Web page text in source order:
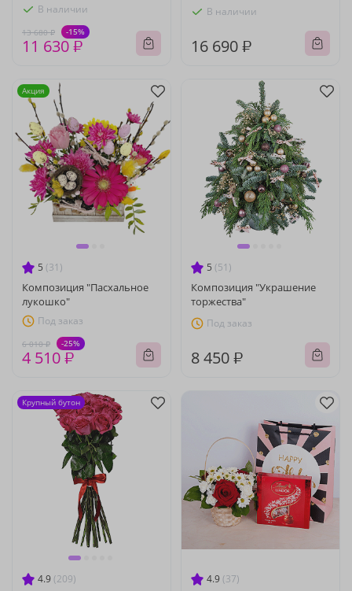
В наличии
13 680 ₽ -15%
11 630 ₽
В наличии
16 690 ₽
5 (31)
Композиция "Пасхальное
лукошко"
Под заказ
6 010 ₽ -25%
4 510 ₽
Акция
5 (51)
Композиция "Украшение
торжества"
Под заказ
8 450 ₽
4.9 (209)
Крупный бутон
4.9 (37)